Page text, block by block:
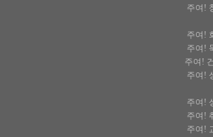
주여!
주여!
주여!
주여!
주여!
주여!
주여!
주여!